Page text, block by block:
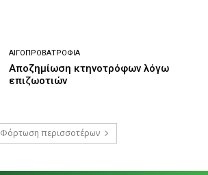
ΑΙΓΟΠΡΟΒΑΤΡΟΦΊΑ
Αποζημίωση κτηνοτρόφων λόγω
επιζωοτιών
Φόρτωση περισσοτέρων